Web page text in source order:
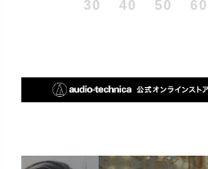
30 40 50 60